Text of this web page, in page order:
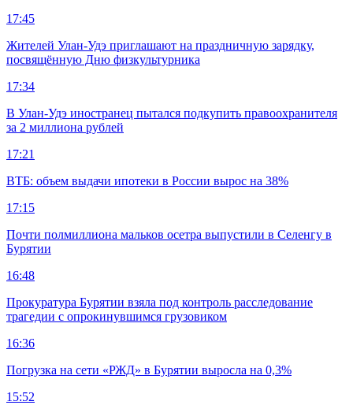
17:45
Жителей Улан-Удэ приглашают на праздничную зарядку,
посвящённую Дню физкультурника
17:34
В Улан-Удэ иностранец пытался подкупить правоохранителя
за 2 миллиона рублей
17:21
ВТБ: объем выдачи ипотеки в России вырос на 38%
17:15
Почти полмиллиона мальков осетра выпустили в Селенгу в
Бурятии
16:48
Прокуратура Бурятии взяла под контроль расследование
трагедии с опрокинувшимся грузовиком
16:36
Погрузка на сети «РЖД» в Бурятии выросла на 0,3%
15:52